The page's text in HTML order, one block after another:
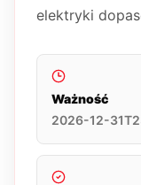
elektryki
Ważność
2026-12-